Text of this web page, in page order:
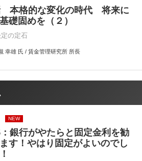
本格的な変化の時代 将来に
礎固めを（２）
の定石
幸雄 氏 / 賃金管理研究所 所長
NEW
銀行がやたらと固定金利を勧
す！やはり固定がよいのでし